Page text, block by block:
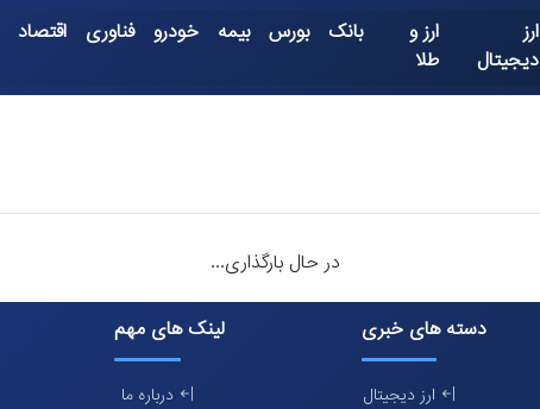
ارز
دیجیتال
ارز و
طلا
بانک بورس بیمه خودرو فناوری اقتصاد
در حال بارگذاری...
دسته های خبری
ارز دیجیتال
لینک های مهم
درباره ما